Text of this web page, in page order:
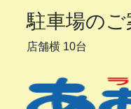
駐車場のご
店舗横 10台